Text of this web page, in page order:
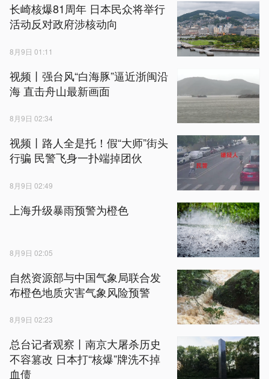
长崎核爆81周年 日本民众将举行
活动反对政府涉核动向
8月9日 01:11
视频丨强台风“白海豚”逼近浙闽沿
海 直击舟山最新画面
8月9日 02:34
视频丨路人全是托！假“大师”街头
行骗 民警飞身一扑端掉团伙
8月9日 02:49
上海升级暴雨预警为橙色
8月9日 02:05
自然资源部与中国气象局联合发
布橙色地质灾害气象风险预警
8月9日 02:23
总台记者观察丨南京大屠杀历史
不容篡改 日本打“核爆”牌洗不掉
血债